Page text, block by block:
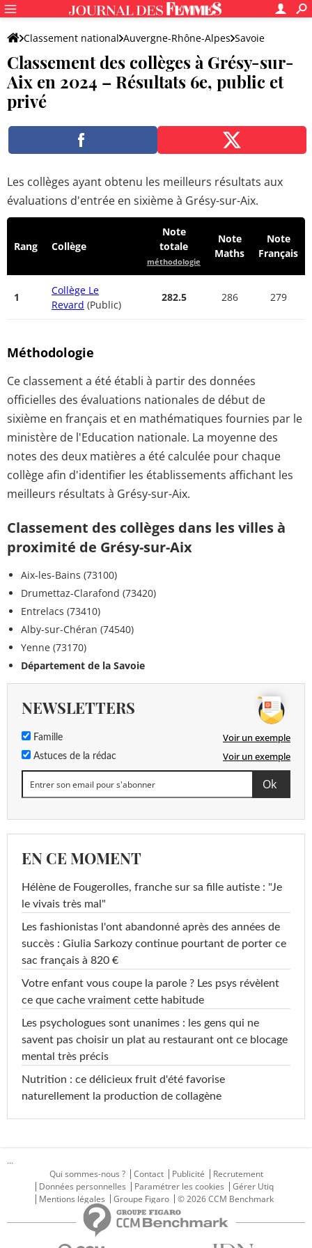
Classement national Auvergne-Rhône-Alpes Savoie
Grésy-sur-Aix
Classement des collèges à Grésy-sur-
Aix en 2024 – Résultats 6e, public et
privé
Les collèges ayant obtenu les meilleurs résultats aux
évaluations d'entrée en sixième à Grésy-sur-Aix.
Rang Collège
Note
totale
méthodologie
Note
Maths
Note
Français
1
Collège Le
Revard (Public)
282.5 286 279
Méthodologie
Ce classement a été établi à partir des données
officielles des évaluations nationales de début de
sixième en français et en mathématiques fournies par le
ministère de l'Education nationale. La moyenne des
notes des deux matières a été calculée pour chaque
collège afin d'identifier les établissements affichant les
meilleurs résultats à Grésy-sur-Aix.
Classement des collèges dans les villes à
proximité de Grésy-sur-Aix
Aix-les-Bains (73100)
Drumettaz-Clarafond (73420)
Entrelacs (73410)
Alby-sur-Chéran (74540)
Yenne (73170)
Département de la Savoie
NEWSLETTERS
Famille Voir un exemple
Astuces de la rédac Voir un exemple
EN CE MOMENT
Hélène de Fougerolles, franche sur sa fille autiste : "Je
le vivais très mal"
Les fashionistas l'ont abandonné après des années de
succès : Giulia Sarkozy continue pourtant de porter ce
sac français à 820 €
Votre enfant vous coupe la parole ? Les psys révèlent
ce que cache vraiment cette habitude
Les psychologues sont unanimes : les gens qui ne
savent pas choisir un plat au restaurant ont ce blocage
mental très précis
Nutrition : ce délicieux fruit d'été favorise
naturellement la production de collagène
...
Qui sommes-nous ?
Contact Publicité
Recrutement
Données personnelles
Paramétrer les cookies
Gérer Utiq
Mentions légales
Groupe Figaro © 2026 CCM Benchmark